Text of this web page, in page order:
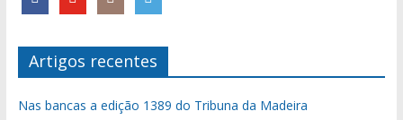
Artigos recentes
Nas bancas a edição 1389 do Tribuna da Madeira